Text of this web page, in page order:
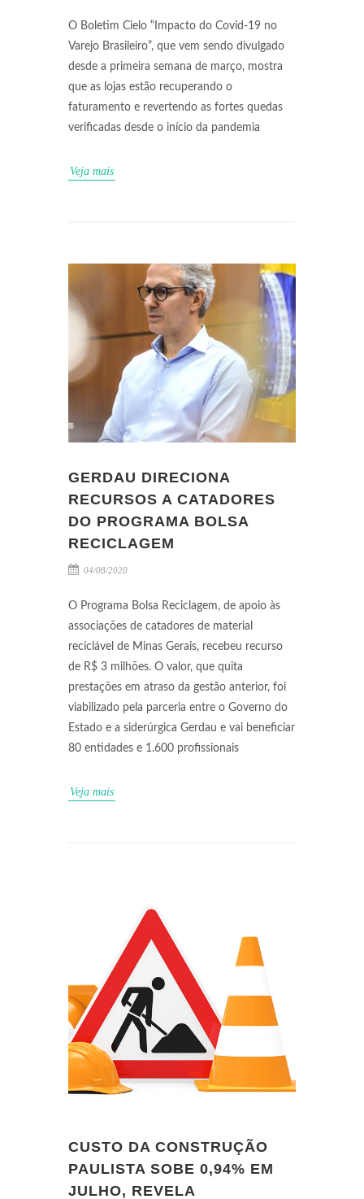
O Boletim Cielo “Impacto do Covid-19 no
Varejo Brasileiro”, que vem sendo divulgado
desde a primeira semana de março, mostra
que as lojas estão recuperando o
faturamento e revertendo as fortes quedas
verificadas desde o início da pandemia
Veja mais
GERDAU DIRECIONA
RECURSOS A CATADORES
DO PROGRAMA BOLSA
RECICLAGEM
04/08/2020
O Programa Bolsa Reciclagem, de apoio às
associações de catadores de material
reciclável de Minas Gerais, recebeu recurso
de R$ 3 milhões. O valor, que quita
prestações em atraso da gestão anterior, foi
viabilizado pela parceria entre o Governo do
Estado e a siderúrgica Gerdau e vai beneficiar
80 entidades e 1.600 profissionais
Veja mais
CUSTO DA CONSTRUÇÃO
PAULISTA SOBE 0,94% EM
JULHO, REVELA